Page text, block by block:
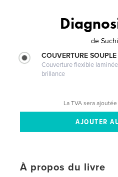
de
COUVERTURE SOUPLE
Couverture flexible
brillance
La TVA sera
À propos du livre